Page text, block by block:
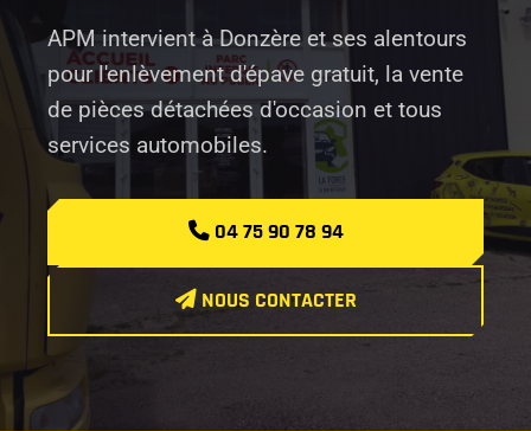
APM intervient à Donzère et ses alentours
pour l'enlèvement d'épave gratuit, la vente
de pièces détachées d'occasion et tous
services automobiles.
04 75 90 78 94
NOUS CONTACTER